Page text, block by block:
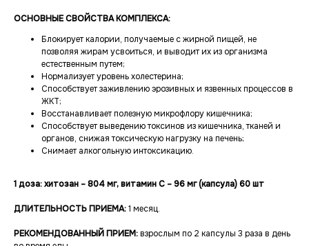
ОСНОВНЫЕ СВОЙСТВА КОМПЛЕКСА:
Блокирует калории, получаемые с жирной пищей, не
позволяя жирам усвоиться, и выводит их из организма
естественным путем;
Нормализует уровень холестерина;
Способствует заживлению эрозивных и язвенных процессов в
ЖКТ;
Восстанавливает полезную микрофлору кишечника;
Способствует выведению токсинов из кишечника, тканей и
органов, снижая токсическую нагрузку на печень;
Снимает алкогольную интоксикацию.
1 доза: хитозан – 804 мг, витамин С – 96 мг (капсула) 60 шт
ДЛИТЕЛЬНОСТЬ ПРИЕМА:1 месяц.
РЕКОМЕНДОВАННЫЙ ПРИЕМ:взрослым по 2 капсулы 3 раза в день